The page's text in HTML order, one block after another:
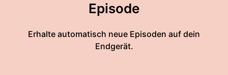
Episode
Erhalte automatisch neue Episoden auf dein
Endgerät.